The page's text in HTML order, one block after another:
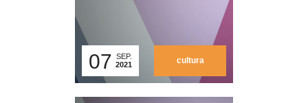
07 SEP.
2021
cultura